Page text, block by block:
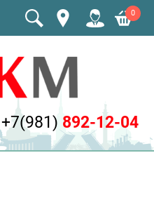
0
+7(981) 892-12-04